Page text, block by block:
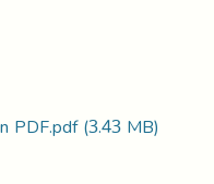
PDF.pdf(3.43 MB)